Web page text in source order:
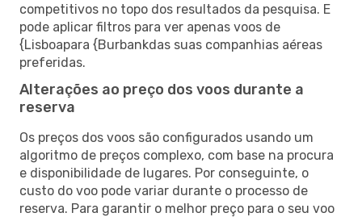
competitivos no topo dos resultados da pesquisa. E
pode aplicar filtros para ver apenas voos de
{Lisboapara {Burbankdas suas companhias aéreas
preferidas.
Alterações ao preço dos voos durante a
reserva
Os preços dos voos são configurados usando um
algoritmo de preços complexo, com base na procura
e disponibilidade de lugares. Por conseguinte, o
custo do voo pode variar durante o processo de
reserva. Para garantir o melhor preço para o seu voo